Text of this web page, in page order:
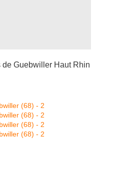
Guebwiller Haut Rhin